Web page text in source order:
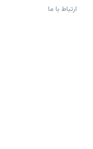
ارتباط با ما